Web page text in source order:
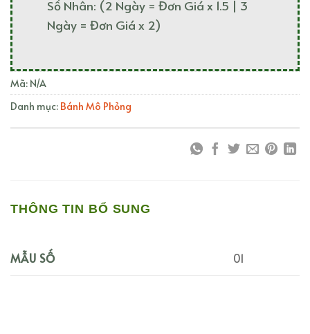
Số Nhân: (2 Ngày = Đơn Giá x 1.5 | 3
Ngày = Đơn Giá x 2)
Mã: N/A
Danh mục: Bánh Mô Phỏng
THÔNG TIN BỔ SUNG
MẪU SỐ 01